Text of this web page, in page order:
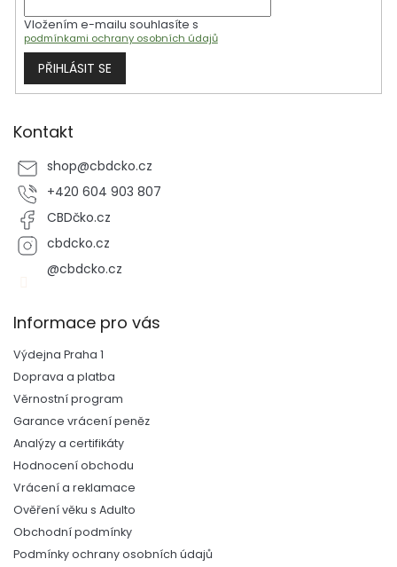
Vložením e-mailu souhlasíte s
podmínkami ochrany osobních údajů
PŘIHLÁSIT SE
Kontakt
shop@cbdcko.cz
+420 604 903 807
CBDčko.cz
cbdcko.cz
@cbdcko.cz
Informace pro vás
Výdejna Praha 1
Doprava a platba
Věrnostní program
Garance vrácení peněz
Analýzy a certifikáty
Hodnocení obchodu
Vrácení a reklamace
Ověření věku s Adulto
Obchodní podmínky
Podmínky ochrany osobních údajů